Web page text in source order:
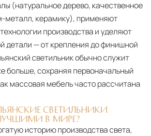
(натуральное дерево, качественное
металл, керамику), применяют
производства и уделяют
детали — от крепления до финишной
светильник обычно служит
больше, сохраняя первоначальный
массовая мебель часто рассчитана
СВЕТИЛЬНИКИ
В МИРЕ?
историю производства света,